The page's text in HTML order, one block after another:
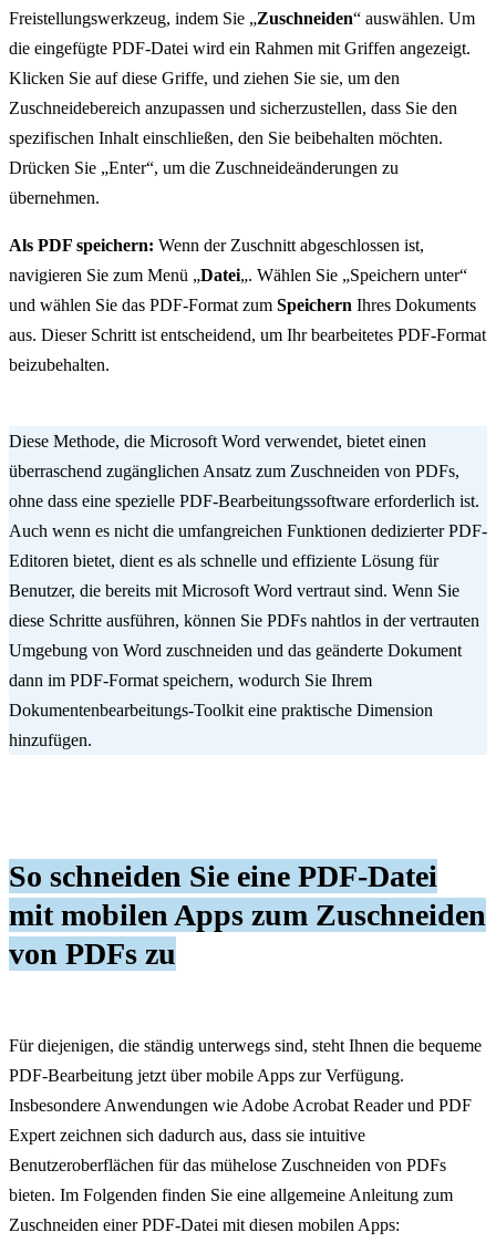
Freistellungswerkzeug, indem Sie „Zuschneiden“ auswählen. Um
die eingefügte PDF-Datei wird ein Rahmen mit Griffen angezeigt.
Klicken Sie auf diese Griffe, und ziehen Sie sie, um den
Zuschneidebereich anzupassen und sicherzustellen, dass Sie den
spezifischen Inhalt einschließen, den Sie beibehalten möchten.
Drücken Sie „Enter“, um die Zuschneideänderungen zu
übernehmen.
Als PDF speichern: Wenn der Zuschnitt abgeschlossen ist,
navigieren Sie zum Menü „Datei„. Wählen Sie „Speichern unter“
und wählen Sie das PDF-Format zum Speichern Ihres Dokuments
aus. Dieser Schritt ist entscheidend, um Ihr bearbeitetes PDF-Format
beizubehalten.
Diese Methode, die Microsoft Word verwendet, bietet einen
überraschend zugänglichen Ansatz zum Zuschneiden von PDFs,
ohne dass eine spezielle PDF-Bearbeitungssoftware erforderlich ist.
Auch wenn es nicht die umfangreichen Funktionen dedizierter PDF-
Editoren bietet, dient es als schnelle und effiziente Lösung für
Benutzer, die bereits mit Microsoft Word vertraut sind. Wenn Sie
diese Schritte ausführen, können Sie PDFs nahtlos in der vertrauten
Umgebung von Word zuschneiden und das geänderte Dokument
dann im PDF-Format speichern, wodurch Sie Ihrem
Dokumentenbearbeitungs-Toolkit eine praktische Dimension
hinzufügen.
So schneiden Sie eine PDF-Datei
mit mobilen Apps zum Zuschneiden
von PDFs zu
Für diejenigen, die ständig unterwegs sind, steht Ihnen die bequeme
PDF-Bearbeitung jetzt über mobile Apps zur Verfügung.
Insbesondere Anwendungen wie Adobe Acrobat Reader und PDF
Expert zeichnen sich dadurch aus, dass sie intuitive
Benutzeroberflächen für das mühelose Zuschneiden von PDFs
bieten. Im Folgenden finden Sie eine allgemeine Anleitung zum
Zuschneiden einer PDF-Datei mit diesen mobilen Apps: